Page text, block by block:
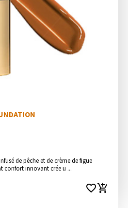
de pêche et de crème de figue
confort innovant crée u ...
favorite_borderadd_shopping_cart